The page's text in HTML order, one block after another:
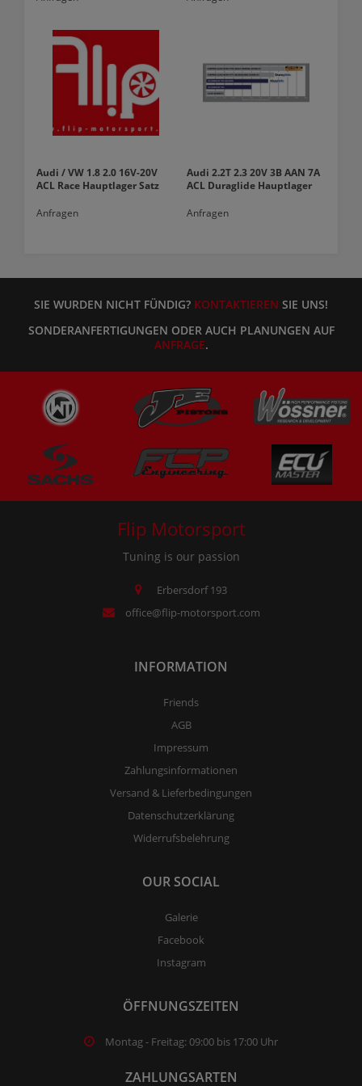
Audi / VW 1.8 2.0 16V-20V
ACL Race Hauptlager Satz
Anfragen
Audi 2.2T 2.3 20V 3B AAN 7A
ACL Duraglide Hauptlager
Anfragen
SIE WURDEN NICHT FÜNDIG? KONTAKTIEREN SIE UNS!
SONDERANFERTIGUNGEN ODER AUCH PLANUNGEN AUF
ANFRAGE.
Flip Motorsport
Tuning is our passion
Erbersdorf 193
office@flip-motorsport.com
INFORMATION
Friends
AGB
Impressum
Zahlungsinformationen
Versand & Lieferbedingungen
Datenschutzerklärung
Widerrufsbelehrung
OUR SOCIAL
Galerie
Facebook
Instagram
ÖFFNUNGSZEITEN
Montag - Freitag: 09:00 bis 17:00 Uhr
ZAHLUNGSARTEN